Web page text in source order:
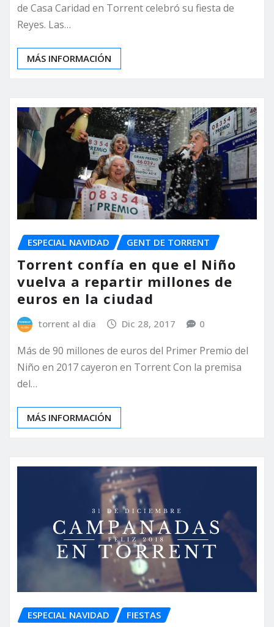
de Casa Caridad en Torrent celebró su fiesta de
Reyes. Las…
MÁS INFORMACIÓN
ESPECIAL NAVIDAD GENT DE TORRENT
Torrent confía en que el Niño
vuelva a repartir millones de
euros en la ciudad
torrent al dia Dic 28, 2017 0
Más de 90 millones de euros del Primer Premio del
Niño en 2017 cayeron en Torrent Con la premisa
del…
MÁS INFORMACIÓN
ESPECIAL NAVIDAD FIESTAS